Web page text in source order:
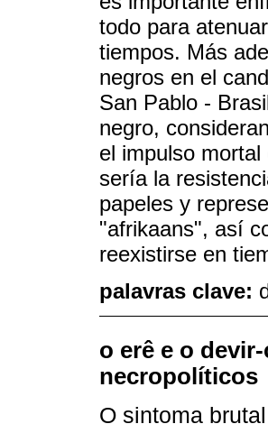
todo para
tiempos. Más
negros en el
San Pablo -
negro,
el impulso
sería la
papeles y
"afrikaans", así
reexistirse en
palavras clave:
o erê e o
necropolíticos
O sintoma